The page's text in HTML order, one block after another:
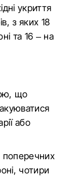
укриття
з яких 18
та 16 – на
що
або
поперечних
чотири